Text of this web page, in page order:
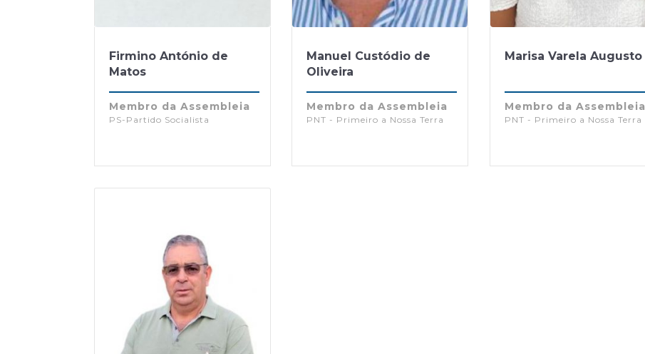
Firmino António de
Matos
Membro da Assembleia
PS-Partido Socialista
Manuel Custódio de
Oliveira
Membro da Assembleia
PNT - Primeiro a Nossa Terra
Marisa Varela Augusto
Membro da Assembleia
PNT - Primeiro a Nossa Terra